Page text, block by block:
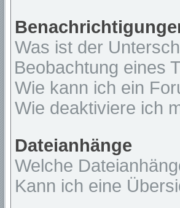
Was ist der
Beobachtung eines
Wie kann ich ein
Wie deaktiviere ich
Dateianhänge
Welche
Kann ich eine